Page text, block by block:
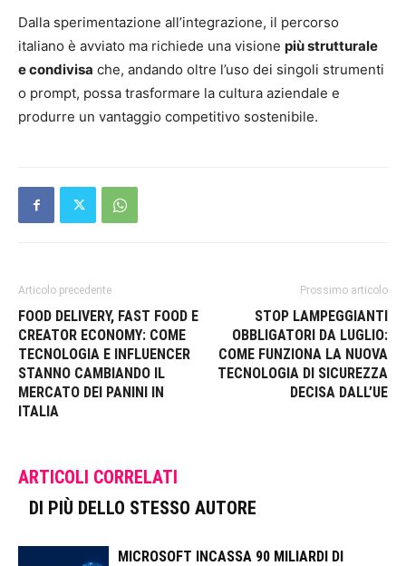
Dalla sperimentazione all’integrazione, il percorso
italiano è avviato ma richiede una visione più strutturale
e condivisa che, andando oltre l’uso dei singoli strumenti
o prompt, possa trasformare la cultura aziendale e
produrre un vantaggio competitivo sostenibile.
Articolo precedente
FOOD DELIVERY, FAST FOOD E
CREATOR ECONOMY: COME
TECNOLOGIA E INFLUENCER
STANNO CAMBIANDO IL
MERCATO DEI PANINI IN
ITALIA
Prossimo articolo
STOP LAMPEGGIANTI
OBBLIGATORI DA LUGLIO:
COME FUNZIONA LA NUOVA
TECNOLOGIA DI SICUREZZA
DECISA DALL’UE
ARTICOLI CORRELATI
DI PIÙ DELLO STESSO AUTORE
MICROSOFT INCASSA 90 MILIARDI DI